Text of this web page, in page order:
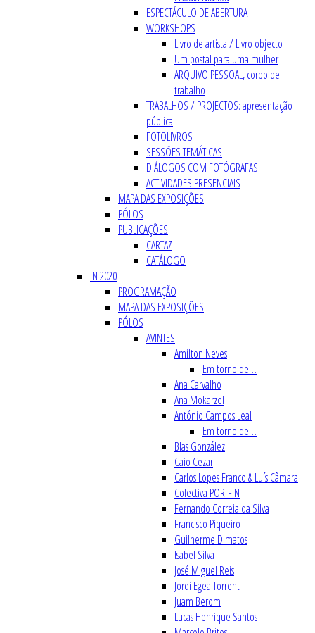
ESPECTÁCULO DE ABERTURA
WORKSHOPS
Livro de artista / Livro objecto
Um postal para uma mulher
ARQUIVO PESSOAL, corpo de
trabalho
TRABALHOS / PROJECTOS: apresentação
pública
FOTOLIVROS
SESSÕES TEMÁTICAS
DIÁLOGOS COM FOTÓGRAFAS
ACTIVIDADES PRESENCIAIS
MAPA DAS EXPOSIÇÕES
PÓLOS
PUBLICAÇÕES
CARTAZ
CATÁLOGO
iN 2020
PROGRAMAÇÃO
MAPA DAS EXPOSIÇÕES
PÓLOS
AVINTES
Amilton Neves
Em torno de…
Ana Carvalho
Ana Mokarzel
António Campos Leal
Em torno de…
Blas González
Caio Cezar
Carlos Lopes Franco & Luís Câmara
Colectiva POR-FIN
Fernando Correia da Silva
Francisco Piqueiro
Guilherme Dimatos
Isabel Silva
José Miguel Reis
Jordi Egea Torrent
Juam Berom
Lucas Henrique Santos